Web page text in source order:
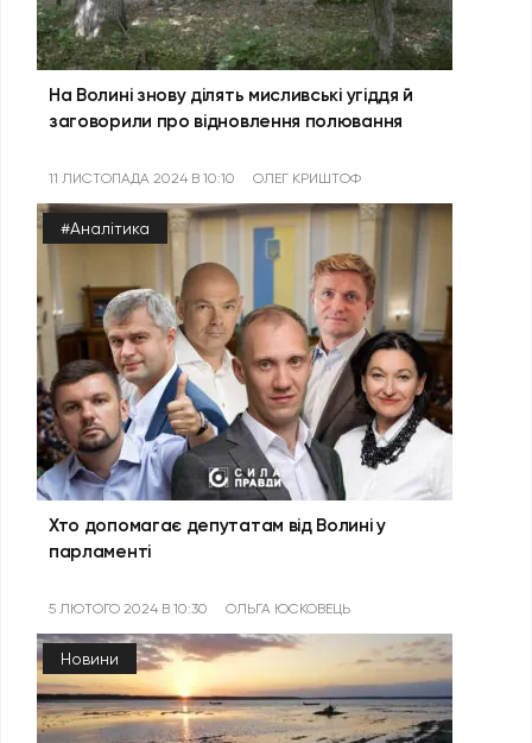
На Волині знову ділять мисливські угіддя й
заговорили про відновлення полювання
11 ЛИСТОПАДА 2024 В 10:10 ОЛЕГ КРИШТОФ
#Аналітика
Хто допомагає депутатам від Волині у
парламенті
5 ЛЮТОГО 2024 В 10:30 ОЛЬГА ЮСКОВЕЦЬ
Новини